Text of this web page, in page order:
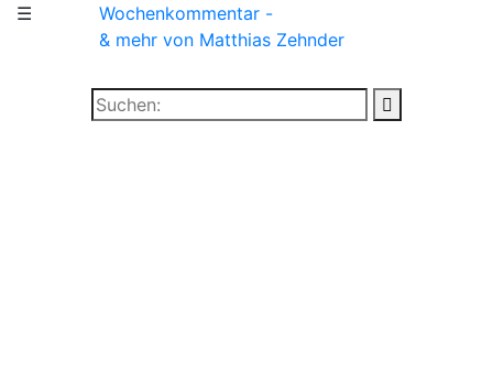
☰
Wochenkommentar -
& mehr von Matthias Zehnder